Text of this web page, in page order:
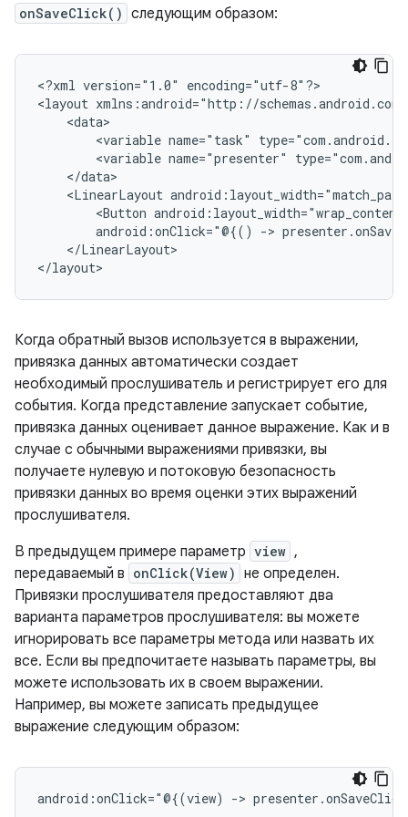
onSaveClick() следующим образом:
<?xml version="1.0"
encoding="utf-8"?>
<layout
<variable name="task"
<variable name="presenter"
<LinearLayout
<Button
android:onClick="@{()
->
</LinearLayout>
Когда обратный вызов используется в выражении,
привязка данных автоматически создает
необходимый прослушиватель и регистрирует его для
события. Когда представление запускает событие,
привязка данных оценивает данное выражение. Как и в
случае с обычными выражениями привязки, вы
получаете нулевую и потоковую безопасность
привязки данных во время оценки этих выражений
прослушивателя.
В предыдущем примере параметр view ,
передаваемый в onClick(View) не определен.
Привязки прослушивателя предоставляют два
варианта параметров прослушивателя: вы можете
игнорировать все параметры метода или назвать их
все. Если вы предпочитаете называть параметры, вы
можете использовать их в своем выражении.
Например, вы можете записать предыдущее
выражение следующим образом:
android:onClick="@{(view) ->